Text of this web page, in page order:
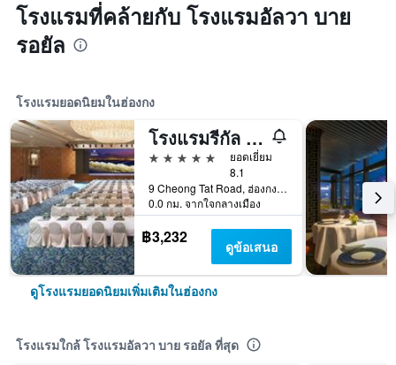
โรงแรมที่คล้ายกับ โรงแรมอัลวา บาย
รอยัล
โรงแรมยอดนิยมในฮ่องกง
โรงแรมรีกัล แอร์พอร์ต
5 ดาว
ยอดเยี่ยม
8.1
9 Cheong Tat Road, ฮ่องกง, ฮ่องกง
0.0 กม. จากใจกลางเมือง
฿3,232 ดูข้อเสนอ
ดูโรงแรมยอดนิยมเพิ่มเติมในฮ่องกง
โรงแรมใกล้ โรงแรมอัลวา บาย รอยัล ที่สุด